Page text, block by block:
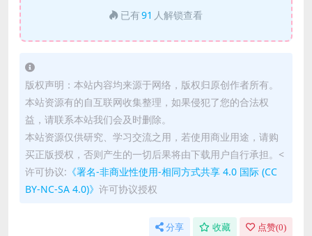
已有91 人解锁查看
版权声明：本站内容均来源于网络，版权归原创作者所有。
本站资源有的自互联网收集整理，如果侵犯了您的合法权
益，请联系本站我们会及时删除。
本站资源仅供研究、学习交流之用，若使用商业用途，请购
买正版授权，否则产生的一切后果将由下载用户自行承担。<
许可协议: 《署名-非商业性使用-相同方式共享 4.0 国际 (CC
BY-NC-SA 4.0)》 许可协议授权
分享 收藏 点赞(0)